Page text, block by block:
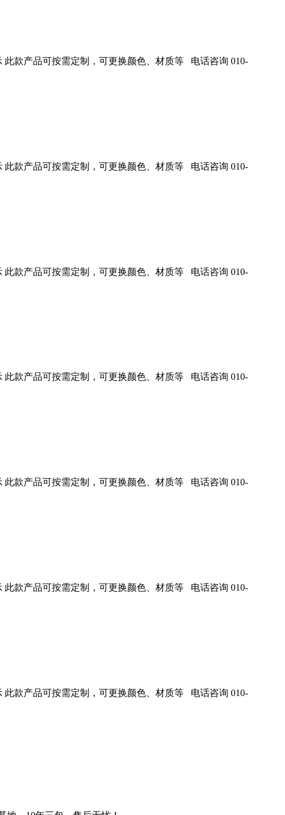
款产品可按需定制，可更换颜色、材质等 电话咨询 010-
款产品可按需定制，可更换颜色、材质等 电话咨询 010-
款产品可按需定制，可更换颜色、材质等 电话咨询 010-
款产品可按需定制，可更换颜色、材质等 电话咨询 010-
款产品可按需定制，可更换颜色、材质等 电话咨询 010-
款产品可按需定制，可更换颜色、材质等 电话咨询 010-
款产品可按需定制，可更换颜色、材质等 电话咨询 010-